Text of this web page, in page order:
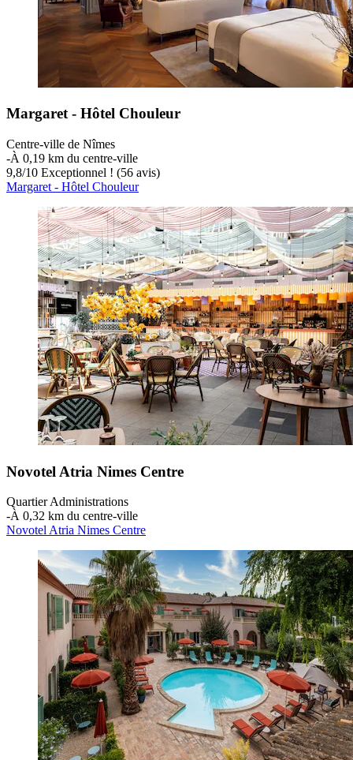
Margaret - Hôtel Chouleur
Centre-ville de Nîmes
‐À 0,19 km du centre-ville
9,8/10 Exceptionnel ! (56 avis)
Margaret - Hôtel Chouleur
Novotel Atria Nimes Centre
Quartier Administrations
‐À 0,32 km du centre-ville
Novotel Atria Nimes Centre